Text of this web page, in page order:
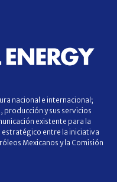
nacional e internacional;
producción y sus servicios
existente para la
estratégico entre la iniciativa
Mexicanos y la Comisión